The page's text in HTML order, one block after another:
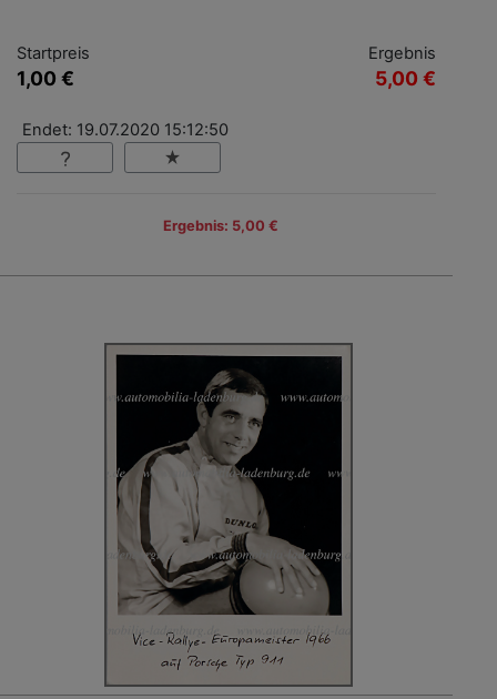
Startpreis
1,00 €
Ergebnis
5,00 €
Endet: 19.07.2020 15:12:50
Ergebnis: 5,00 €